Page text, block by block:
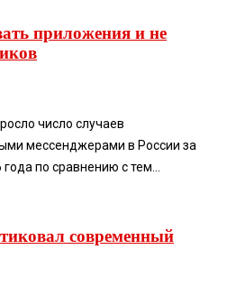
приложения и не
число случаев
мессенджерами в России за
по сравнению с тем...
современный